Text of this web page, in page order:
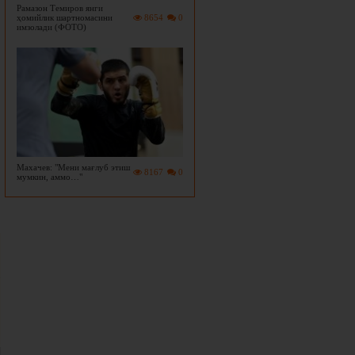
0
8654
Рамазон Темиров янги
ҳомийлик шартномасини
имзолади (ФОТО)
0
8167
Махачев: "Мени мағлуб этиш
мумкин, аммо…"